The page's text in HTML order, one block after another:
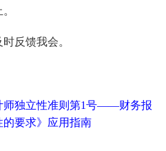
反馈我会。
师独立性准则第1号——财务报
要求》应用指南